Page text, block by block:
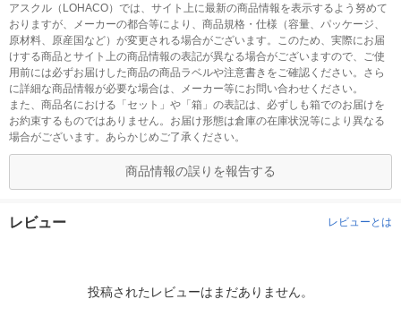
アスクル（LOHACO）では、サイト上に最新の商品情報を表示するよう努めて
おりますが、メーカーの都合等により、商品規格・仕様（容量、パッケージ、
原材料、原産国など）が変更される場合がございます。このため、実際にお届
けする商品とサイト上の商品情報の表記が異なる場合がございますので、ご使
用前には必ずお届けした商品の商品ラベルや注意書きをご確認ください。さら
に詳細な商品情報が必要な場合は、メーカー等にお問い合わせください。
また、商品名における「セット」や「箱」の表記は、必ずしも箱でのお届けを
お約束するものではありません。お届け形態は倉庫の在庫状況等により異なる
場合がございます。あらかじめご了承ください。
商品情報の誤りを報告する
レビュー レビューとは
投稿されたレビューはまだありません。